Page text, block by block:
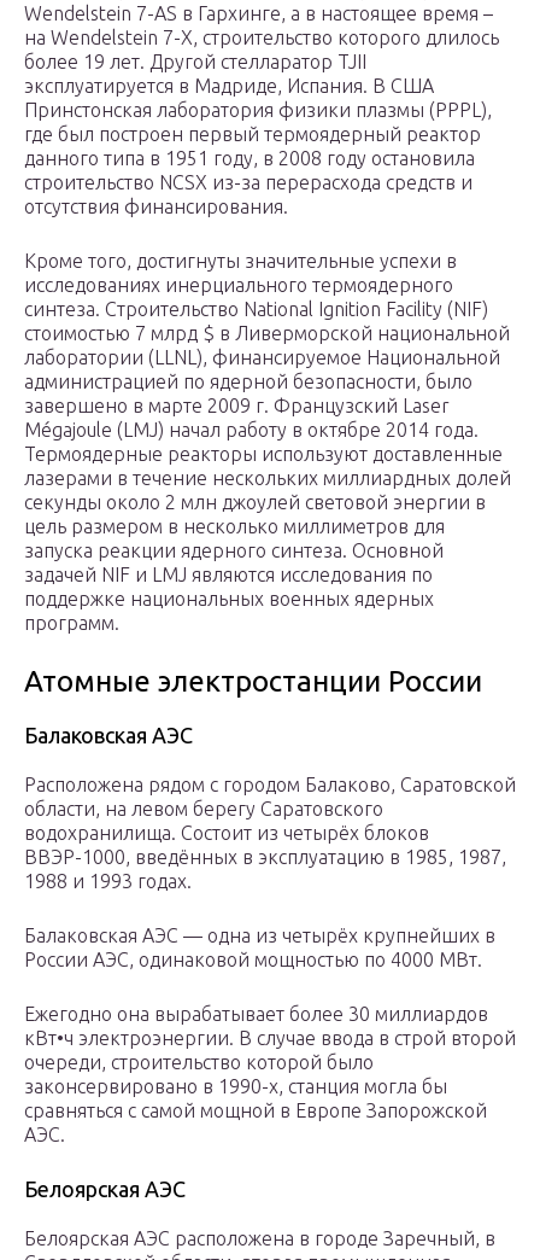
Wendelstein 7-AS в Гархинге, а в настоящее время –
на Wendelstein 7-X, строительство которого длилось
более 19 лет. Другой стелларатор TJII
эксплуатируется в Мадриде, Испания. В США
Принстонская лаборатория физики плазмы (PPPL),
где был построен первый термоядерный реактор
данного типа в 1951 году, в 2008 году остановила
строительство NCSX из-за перерасхода средств и
отсутствия финансирования.
Кроме того, достигнуты значительные успехи в
исследованиях инерциального термоядерного
синтеза. Строительство National Ignition Facility (NIF)
стоимостью 7 млрд $ в Ливерморской национальной
лаборатории (LLNL), финансируемое Национальной
администрацией по ядерной безопасности, было
завершено в марте 2009 г. Французский Laser
Mégajoule (LMJ) начал работу в октябре 2014 года.
Термоядерные реакторы используют доставленные
лазерами в течение нескольких миллиардных долей
секунды около 2 млн джоулей световой энергии в
цель размером в несколько миллиметров для
запуска реакции ядерного синтеза. Основной
задачей NIF и LMJ являются исследования по
поддержке национальных военных ядерных
программ.
Атомные электростанции России
Балаковская АЭС
Расположена рядом с городом Балаково, Саратовской
области, на левом берегу Саратовского
водохранилища. Состоит из четырёх блоков
ВВЭР-1000, введённых в эксплуатацию в 1985, 1987,
1988 и 1993 годах.
Балаковская АЭС — одна из четырёх крупнейших в
России АЭС, одинаковой мощностью по 4000 МВт.
Ежегодно она вырабатывает более 30 миллиардов
кВт•ч электроэнергии. В случае ввода в строй второй
очереди, строительство которой было
законсервировано в 1990-х, станция могла бы
сравняться с самой мощной в Европе Запорожской
АЭС.
Белоярская АЭС
Белоярская АЭС расположена в городе Заречный, в